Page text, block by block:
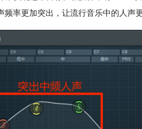
率更加突出，让流行音乐中的人声